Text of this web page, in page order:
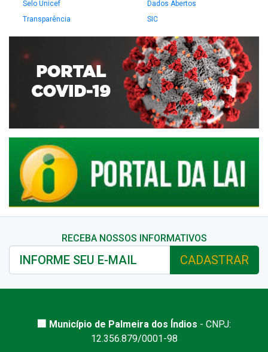
Selo Unicef
Dados Abertos
Transparência
SIC
RECEBA NOSSOS INFORMATIVOS
CADASTRAR
🏢 Município de Palmeira dos Índios - CNPJ:
12.356.879/0001-98